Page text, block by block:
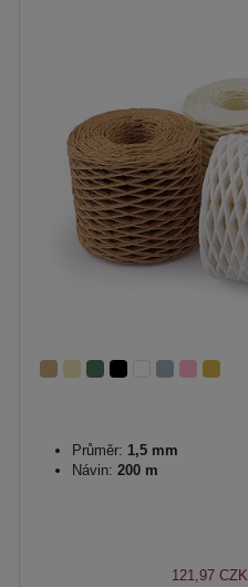
Průměr: 1,5 mm
Návin: 200 m
121,97 CZK